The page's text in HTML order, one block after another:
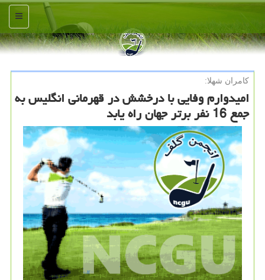
منو
كامران شهلا:
امیدوارم وفایی با درخشش در قهرمانی انگلیس به
جمع 16 نفر برتر جهان راه یابد